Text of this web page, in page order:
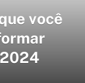
você